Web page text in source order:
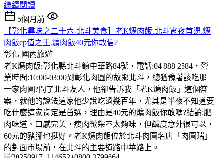
繼續閱讀
5個月前
【彰化尋味之二十六-北斗美食】老K爌肉飯.北斗宵夜首選.爌
肉飯cp值之王.爌肉飯40元你敢信?
彰化 國內旅遊
老K爌肉飯:彰化縣北斗鎮中華路84號，電話:04 888 2584，營
業時間:10:00-03:00到彰化肉圓的故鄉北斗，總猶豫著該吃那
一家肉圓?問了北斗友人，他卻告訴我「老K爌肉飯」這個答
案，就他的說法這家他少說吃過幾百年，尤其是半夜不知道要
吃什麼這家肯定是首選，理由是40元的爌肉飯你敢嗎?結論:肥
肉味道、口感完美，瘦肉微柴不太夠味，但鹹度意外很可以，
60元的豬腳也挺好。老K爌肉飯位於北斗肉圓名店「肉圓瑞」
的對面市場前，在北斗的主要道路中華路上。